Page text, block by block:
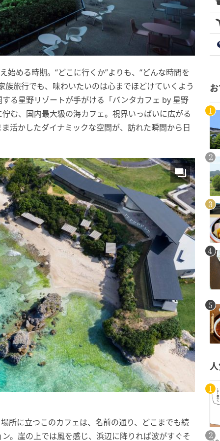
める時期。“どこに行くか”よりも、“どんな時間を
旅行でも、味わいたいのは心までほどけていくよう
る星野リゾートが手がける「バンタカフェ by 星野
む、国内最大級の海カフェ。視界いっぱいに広がる
活かしたダイナミックな空間が、訪れた瞬間から日
所に立つこのカフェは、名前の通り、どこまでも続
。崖の上では風を感じ、浜辺に降りれば波がすぐそ